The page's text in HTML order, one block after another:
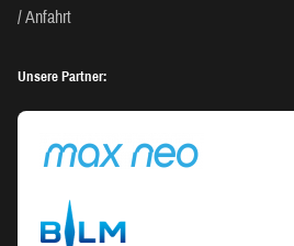
Anfahrt
Unsere Partner: